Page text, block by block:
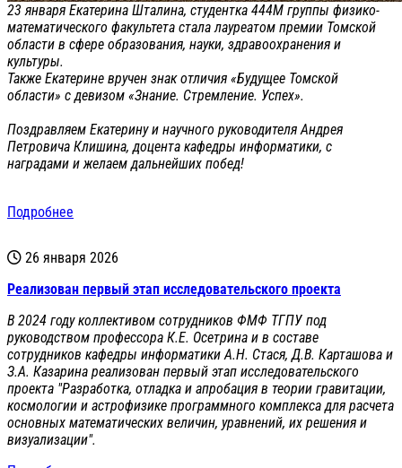
23 января Екатерина Шталина, студентка 444М группы физико-
математического факультета стала лауреатом премии Томской
области в сфере образования, науки, здравоохранения и
культуры.
Также Екатерине вручен знак отличия «Будущее Томской
области» с девизом «Знание. Стремление. Успех».
Поздравляем Екатерину и научного руководителя Андрея
Петровича Клишина, доцента кафедры информатики, с
наградами и желаем дальнейших побед!
Подробнее
26 января 2026
Реализован первый этап исследовательского проекта
В 2024 году коллективом сотрудников ФМФ ТГПУ под
руководством профессора К.Е. Осетрина и в составе
сотрудников кафедры информатики А.Н. Стася, Д.В. Карташова и
З.А. Казарина реализован первый этап исследовательского
проекта "Разработка, отладка и апробация в теории гравитации,
космологии и астрофизике программного комплекса для расчета
основных математических величин, уравнений, их решения и
визуализации".